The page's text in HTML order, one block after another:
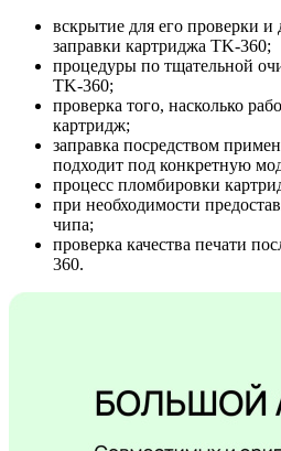
вскрытие для его проверки
заправки картриджа TK-360;
процедуры по тщательной
TK-360;
проверка того, насколько
картридж;
заправка посредством
подходит под конкретную
процесс пломбировки
при необходимости
чипа;
проверка качества печати
360.